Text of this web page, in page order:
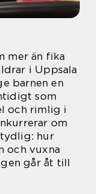
mer än fika
i Uppsala
barnen en
som
och rimlig i
om
hur
och vuxna
går åt till